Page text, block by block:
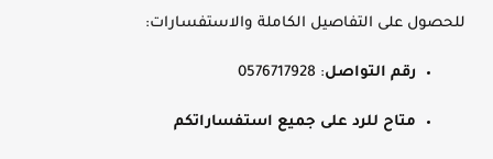
للحصول على التفاصيل الكاملة والاستفسارات:
رقم التواصل: 0576717928
متاح للرد على جميع استفساراتكم